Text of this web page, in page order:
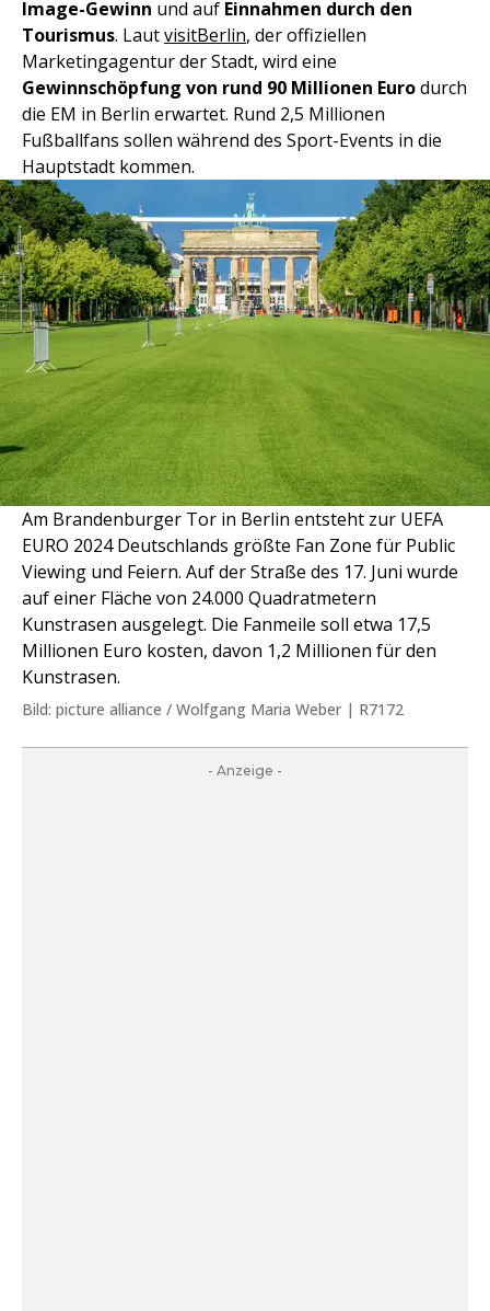
Image-Gewinn und auf Einnahmen durch den
Tourismus. LautvisitBerlin, der offiziellen
Marketingagentur der Stadt, wird eine
Gewinnschöpfung von rund 90 Millionen Eurodurch
die EM in Berlin erwartet. Rund 2,5 Millionen
Fußballfans sollen während des Sport-Events in die
Hauptstadt kommen.
Am Brandenburger Tor in Berlin entsteht zur UEFA
EURO 2024 Deutschlands größte Fan Zone für Public
Viewing und Feiern. Auf der Straße des 17. Juni wurde
auf einer Fläche von 24.000 Quadratmetern
Kunstrasen ausgelegt. Die Fanmeile soll etwa 17,5
Millionen Euro kosten, davon 1,2 Millionen für den
Kunstrasen.
Bild: picture alliance / Wolfgang Maria Weber | R7172
- Anzeige -